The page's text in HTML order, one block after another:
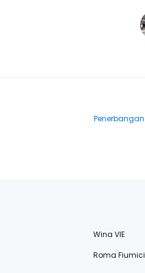
Penerbangan
Wina VIE
Roma